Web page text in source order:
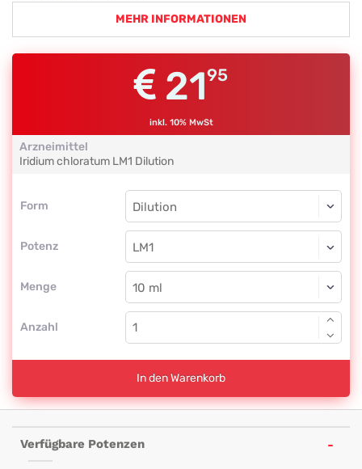
MEHR INFORMATIONEN
2195
inkl. 10% MwSt
Arzneimittel
Iridium chloratum LM1 Dilution
Form
Form
Potenz
Dilution
LM1
Menge
Dilution
Anzahl
In den Warenkorb
Verfügbare Potenzen